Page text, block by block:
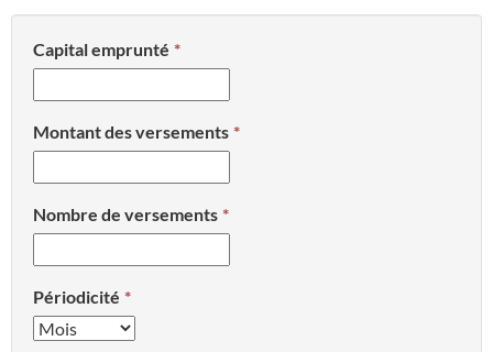
Capital emprunté
Montant des versements
Nombre de versements
Périodicité